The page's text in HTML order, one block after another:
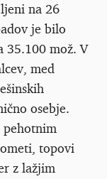
na 26
je bilo
35.100 mož. V
med
osebje.
topovi
z lažjim